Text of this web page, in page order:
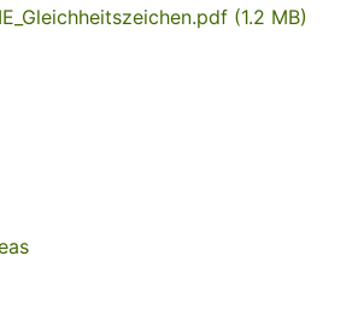
(1.2 MB)